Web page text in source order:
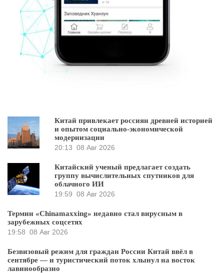
Китай привлекает россиян древней историей
и опытом социально-экономической
модернизации
20:13 08 Авг 2026
Китайский ученый предлагает создать
группу вычислительных спутников для
облачного ИИ
19:59 08 Авг 2026
Термин «Chinamaxxing» недавно стал вирусным в
зарубежных соцсетях
19:58 08 Авг 2026
Безвизовый режим для граждан России Китай ввёл в
сентябре — и туристический поток хлынул на восток
лавинообразно